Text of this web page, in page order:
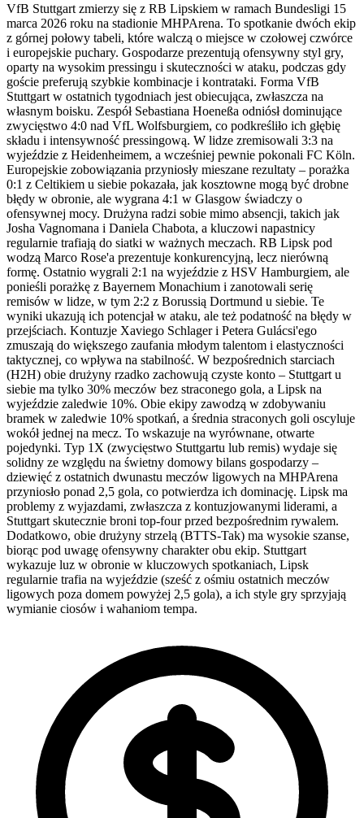
VfB Stuttgart zmierzy się z RB Lipskiem w ramach Bundesligi 15
marca 2026 roku na stadionie MHPArena. To spotkanie dwóch ekip
z górnej połowy tabeli, które walczą o miejsce w czołowej czwórce
i europejskie puchary. Gospodarze prezentują ofensywny styl gry,
oparty na wysokim pressingu i skuteczności w ataku, podczas gdy
goście preferują szybkie kombinacje i kontrataki. Forma VfB
Stuttgart w ostatnich tygodniach jest obiecująca, zwłaszcza na
własnym boisku. Zespół Sebastiana Hoeneßa odniósł dominujące
zwycięstwo 4:0 nad VfL Wolfsburgiem, co podkreśliło ich głębię
składu i intensywność pressingową. W lidze zremisowali 3:3 na
wyjeździe z Heidenheimem, a wcześniej pewnie pokonali FC Köln.
Europejskie zobowiązania przyniosły mieszane rezultaty – porażka
0:1 z Celtikiem u siebie pokazała, jak kosztowne mogą być drobne
błędy w obronie, ale wygrana 4:1 w Glasgow świadczy o
ofensywnej mocy. Drużyna radzi sobie mimo absencji, takich jak
Josha Vagnomana i Daniela Chabota, a kluczowi napastnicy
regularnie trafiają do siatki w ważnych meczach. RB Lipsk pod
wodzą Marco Rose'a prezentuje konkurencyjną, lecz nierówną
formę. Ostatnio wygrali 2:1 na wyjeździe z HSV Hamburgiem, ale
ponieśli porażkę z Bayernem Monachium i zanotowali serię
remisów w lidze, w tym 2:2 z Borussią Dortmund u siebie. Te
wyniki ukazują ich potencjał w ataku, ale też podatność na błędy w
przejściach. Kontuzje Xaviego Schlager i Petera Gulácsi'ego
zmuszają do większego zaufania młodym talentom i elastyczności
taktycznej, co wpływa na stabilność. W bezpośrednich starciach
(H2H) obie drużyny rzadko zachowują czyste konto – Stuttgart u
siebie ma tylko 30% meczów bez straconego gola, a Lipsk na
wyjeździe zaledwie 10%. Obie ekipy zawodzą w zdobywaniu
bramek w zaledwie 10% spotkań, a średnia straconych goli oscyluje
wokół jednej na mecz. To wskazuje na wyrównane, otwarte
pojedynki. Typ 1X (zwycięstwo Stuttgartu lub remis) wydaje się
solidny ze względu na świetny domowy bilans gospodarzy –
dziewięć z ostatnich dwunastu meczów ligowych na MHPArena
przyniosło ponad 2,5 gola, co potwierdza ich dominację. Lipsk ma
problemy z wyjazdami, zwłaszcza z kontuzjowanymi liderami, a
Stuttgart skutecznie broni top-four przed bezpośrednim rywalem.
Dodatkowo, obie drużyny strzelą (BTTS-Tak) ma wysokie szanse,
biorąc pod uwagę ofensywny charakter obu ekip. Stuttgart
wykazuje luz w obronie w kluczowych spotkaniach, Lipsk
regularnie trafia na wyjeździe (sześć z ośmiu ostatnich meczów
ligowych poza domem powyżej 2,5 gola), a ich style gry sprzyjają
wymianie ciosów i wahaniom tempa.